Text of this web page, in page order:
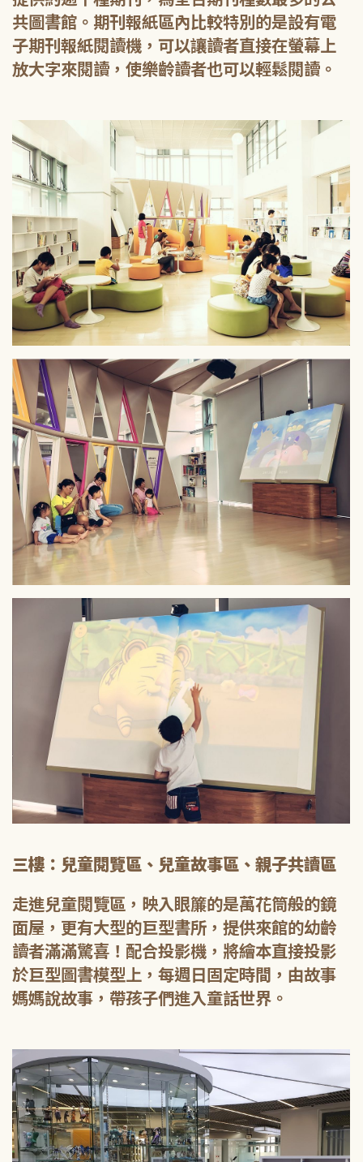
共圖書館。期刊報紙區內比較特別的是設有電
子期刊報紙閱讀機，可以讓讀者直接在螢幕上
放大字來閱讀，使樂齡讀者也可以輕鬆閱讀。
三樓：兒童閱覽區、兒童故事區、親子共讀區
走進兒童閱覽區，映入眼簾的是萬花筒般的鏡
面屋，更有大型的巨型書所，提供來館的幼齡
讀者滿滿驚喜！配合投影機，將繪本直接投影
於巨型圖書模型上，每週日固定時間，由故事
媽媽說故事，帶孩子們進入童話世界。